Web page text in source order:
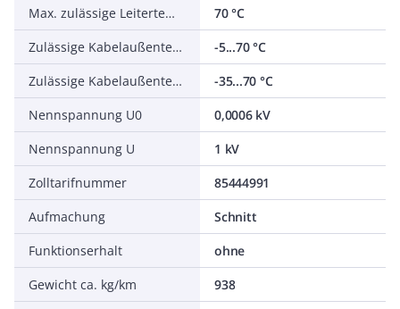
Max. zulässige Leitertemperatur
70 °C
Zulässige Kabelaußentemperatur bei Montage/Handling
-5...70 °C
Zulässige Kabelaußentemperatur nach Montage ohne Erschütterung
-35...70 °C
Nennspannung U0
0,0006 kV
Nennspannung U
1 kV
Zolltarifnummer
85444991
Aufmachung
Schnitt
Funktionserhalt
ohne
Gewicht ca. kg/km
938